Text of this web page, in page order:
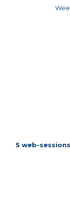
5 web-